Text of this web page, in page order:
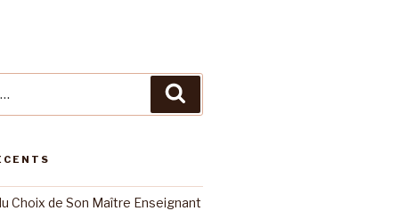
Choix de Son Maître Enseignant